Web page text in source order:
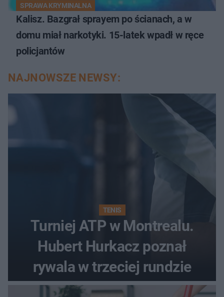
SPRAWA KRYMINALNA
Kalisz. Bazgrał sprayem po ścianach, a w
domu miał narkotyki. 15-latek wpadł w ręce
policjantów
NAJNOWSZE NEWSY:
TENIS
Turniej ATP w Montrealu.
Hubert Hurkacz poznał
rywala w trzeciej rundzie